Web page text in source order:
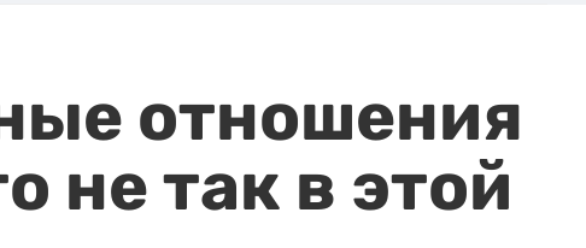
отношения
не так в этой